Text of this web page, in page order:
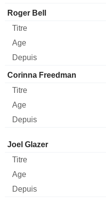
Roger Bell
Corinna Freedman
Administrateur
Joel Glazer